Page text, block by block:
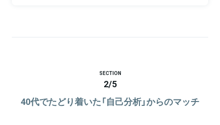
SECTION
2/5
40代でたどり着いた「自己分析」からのマッチ